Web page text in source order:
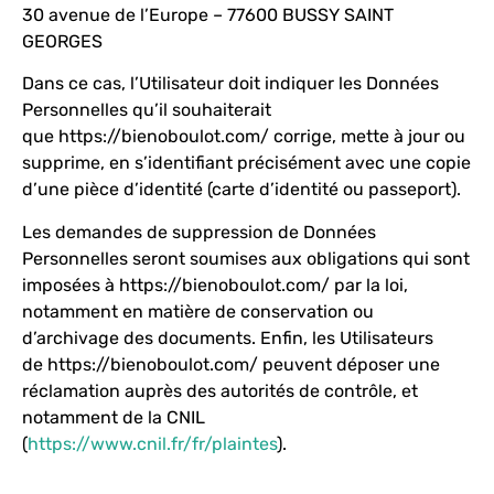
30 avenue de l’Europe – 77600 BUSSY SAINT
GEORGES
Dans ce cas, l’Utilisateur doit indiquer les Données
Personnelles qu’il souhaiterait
que https://bienoboulot.com/ corrige, mette à jour ou
supprime, en s’identifiant précisément avec une copie
d’une pièce d’identité (carte d’identité ou passeport).
Les demandes de suppression de Données
Personnelles seront soumises aux obligations qui sont
imposées à https://bienoboulot.com/ par la loi,
notamment en matière de conservation ou
d’archivage des documents. Enfin, les Utilisateurs
de https://bienoboulot.com/ peuvent déposer une
réclamation auprès des autorités de contrôle, et
notamment de la CNIL
(https://www.cnil.fr/fr/plaintes).